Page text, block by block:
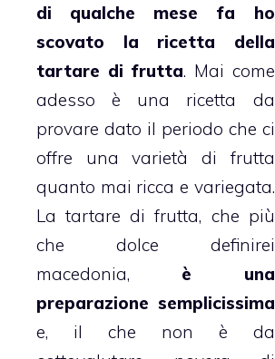
di qualche mese fa ho
scovato la ricetta della
tartare di frutta. Mai come
adesso è una ricetta da
provare dato il periodo che ci
offre una varietà di frutta
quanto mai ricca e variegata.
La tartare difrutta, che più
che dolce definirei
macedonia, è una
preparazione semplicissima
e, il che non è da